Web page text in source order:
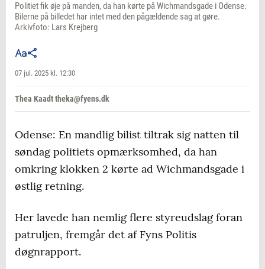
Politiet fik øje på manden, da han kørte på Wichmandsgade i Odense.
Bilerne på billedet har intet med den pågældende sag at gøre.
Arkivfoto: Lars Krejberg
07 jul. 2025 kl. 12:30
Thea Kaadt theka@fyens.dk
Odense: En mandlig bilist tiltrak sig natten til
søndag politiets opmærksomhed, da han
omkring klokken 2 kørte ad Wichmandsgade i
østlig retning.
Her lavede han nemlig flere styreudslag foran
patruljen, fremgår det af Fyns Politis
døgnrapport.